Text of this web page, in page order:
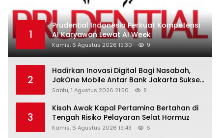
1
Prudential Indonesia Perkuat Kompetensi
AI Karyawan Lewat AI Week
Kamis, 6 Agustus 2026 19:30 9
2
Hadirkan Inovasi Digital Bagi Nasabah,
JakOne Mobile Antar Bank Jakarta Sukses
Raih Digital Excellence Awards 2026
Sabtu, 1 Agustus 2026 21:50 8
3
Kisah Awak Kapal Pertamina Bertahan di
Tengah Risiko Pelayaran Selat Hormuz
Kamis, 6 Agustus 2026 19:43 6